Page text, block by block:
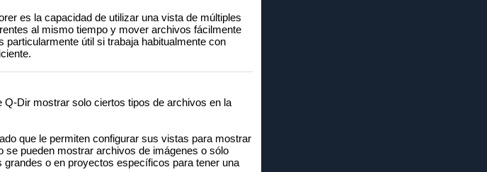
es la capacidad de utilizar una vista de múltiples
al mismo tiempo y mover archivos fácilmente
útil si trabaja habitualmente con
Dir mostrar solo ciertos tipos de archivos en la
que le permiten configurar sus vistas para mostrar
pueden mostrar archivos de imágenes o sólo
o en proyectos específicos para tener una